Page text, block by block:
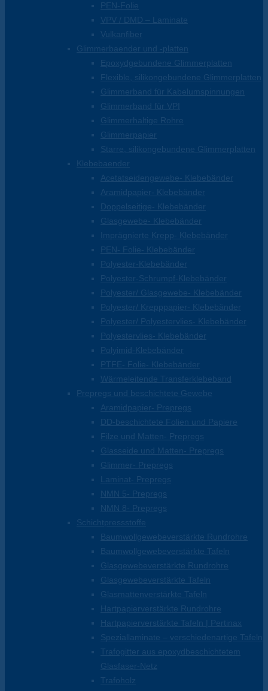
PEN-Folie
VPV / DMD – Laminate
Vulkanfiber
Glimmerbaender und -platten
Epoxydgebundene Glimmerplatten
Flexible, silikongebundene Glimmerplatten
Glimmerband für Kabelumspinnungen
Glimmerband für VPI
Glimmerhaltige Rohre
Glimmerpapier
Starre, silikongebundene Glimmerplatten
Klebebaender
Acetatseidengewebe- Klebebänder
Aramidpapier- Klebebänder
Doppelseitige- Klebebänder
Glasgewebe- Klebebänder
Imprägnierte Krepp- Klebebänder
PEN- Folie- Klebebänder
Polyester-Klebebänder
Polyester-Schrumpf-Klebebänder
Polyester/ Glasgewebe- Klebebänder
Polyester/ Krepppapier- Klebebänder
Polyester/ Polyestervlies- Klebebänder
Polyestervlies- Klebebänder
Polyimid-Klebebänder
PTFE- Folie- Klebebänder
Wärmeleitende Transferklebeband
Prepregs und beschichtete Gewebe
Aramidpapier- Prepregs
DD-beschichtete Folien und Papiere
Filze und Matten- Prepregs
Glasseide und Matten- Prepregs
Glimmer- Prepregs
Laminat- Prepregs
NMN 5- Prepregs
NMN 8- Prepregs
Schichtpressstoffe
Baumwollgewebeverstärkte Rundrohre
Baumwollgewebeverstärkte Tafeln
Glasgewebeverstärkte Rundrohre
Glasgewebeverstärkte Tafeln
Glasmattenverstärkte Tafeln
Hartpapierverstärkte Rundrohre
Hartpapierverstärkte Tafeln | Pertinax
Speziallaminate – verschiedenartige Tafeln
Trafogitter aus epoxydbeschichtetem
Glasfaser-Netz
Trafoholz